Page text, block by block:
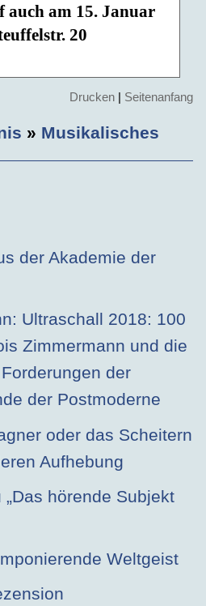
auch am 15. Januar
20
Drucken | Seitenanfang
» Musikalisches
der Akademie der
Ultraschall 2018: 100
Zimmermann und die
der
der Postmoderne
oder das Scheitern
Aufhebung
hörende Subjekt
Weltgeist